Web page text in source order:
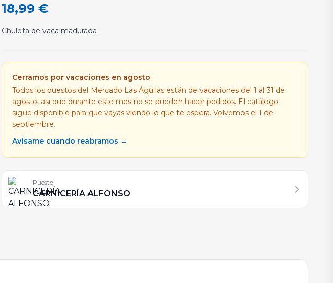
18,99 €
Chuleta de vaca madurada
Cerramos por vacaciones en agosto
Todos los puestos del Mercado Las Águilas están de vacaciones del 1 al 31 de
agosto, así que durante este mes no se pueden hacer pedidos. El catálogo
sigue disponible para que vayas viendo lo que te espera. Volvemos el 1 de
septiembre.
Avísame cuando reabramos →
Puesto
CARNICERÍA ALFONSO